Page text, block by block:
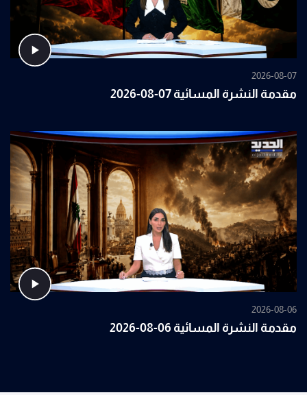
2026-08-07
مقدمة النشرة المسائية 07-08-2026
2026-08-06
مقدمة النشرة المسائية 06-08-2026